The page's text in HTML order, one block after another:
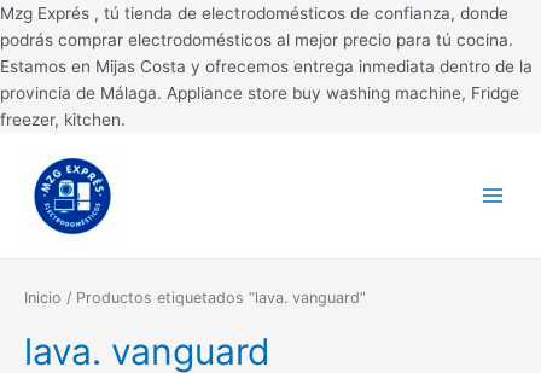
Mzg Exprés , tú tienda de electrodomésticos de confianza, donde
podrás comprar electrodomésticos al mejor precio para tú cocina.
Estamos en Mijas Costa y ofrecemos entrega inmediata dentro de la
provincia de Málaga. Appliance store buy washing machine, Fridge
freezer, kitchen.
Ir
al
contenido
Menu
Inicio / Productos etiquetados “lava. vanguard”
lava. vanguard